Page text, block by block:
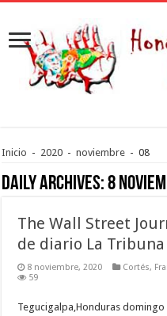
Inicio - 2020 - noviembre - 08
Daily Archives:8
The Wall Street
de diario La Tribuna
8 noviembre, 2020 Cortés,
59
Tegucigalpa,Honduras